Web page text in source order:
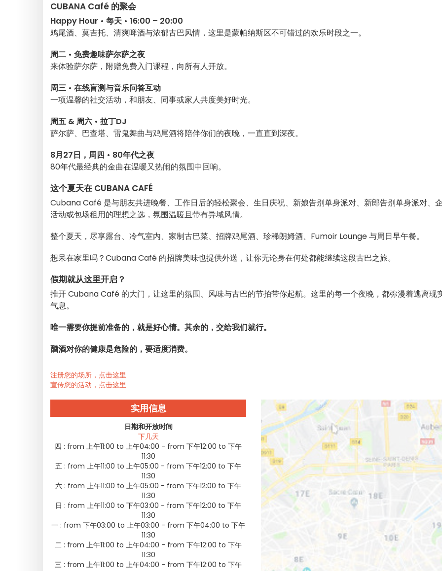
CUBANA Café 的聚会
Happy Hour • 每天 • 16:00 – 20:00
鸡尾酒、莫吉托、清爽啤酒与浓郁古巴风情，这里是蒙帕纳斯区不可错过的欢乐时段之一。
周二 • 免费趣味萨尔萨之夜
来体验萨尔萨，附赠免费入门课程，向所有人开放。
周三 • 在线盲测与音乐问答互动
一项温馨的社交活动，和朋友、同事或家人共度美好时光。
周五 & 周六 • 拉丁DJ
萨尔萨、巴查塔、雷鬼舞曲与鸡尾酒将陪伴你们的夜晚，一直直到深夜。
8月27日，周四 • 80年代之夜
80年代最经典的金曲在温暖又热闹的氛围中回响。
这个夏天在 CUBANA CAFÉ
Cubana Café 是与朋友共进晚餐、工作日后的轻松聚会、生日庆祝、新娘告别单身派对、新郎告别单身派对、
活动或包场租用的理想之选，氛围温暖且带有异域风情。
整个夏天，尽享露台、冷气室内、家制古巴菜、招牌鸡尾酒、珍稀朗姆酒、Fumoir Lounge 与周日早午餐。
想呆在家里吗？Cubana Café 的招牌美味也提供外送，让你无论身在何处都能继续这段古巴之旅。
假期就从这里开启？
推开 Cubana Café 的大门，让这里的氛围、风味与古巴的节拍带你起航。这里的每一个夜晚，都弥漫着逃离现
气息。
唯一需要你提前准备的，就是好心情。其余的，交给我们就行。
酗酒对你的健康是危险的，要适度消费。
注册您的场所，点击这里
宣传您的活动，点击这里
实用信息
日期和开放时间
下几天
四 : from 上午11:00 to 上午04:00 - from 下午12:00 to 下午
11:30
五 : from 上午11:00 to 上午05:00 - from 下午12:00 to 下午
11:30
六 : from 上午11:00 to 上午05:00 - from 下午12:00 to 下午
11:30
日 : from 上午11:00 to 下午03:00 - from 下午12:00 to 下午
11:30
一 : from 下午03:00 to 上午03:00 - from 下午04:00 to 下午
11:30
二 : from 上午11:00 to 上午04:00 - from 下午12:00 to 下午
11:30
三 : from 上午11:00 to 上午04:00 - from 下午12:00 to 下午